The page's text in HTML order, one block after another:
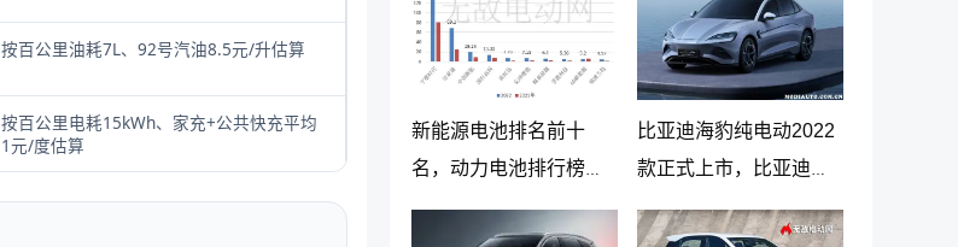
按百公里油耗7L、92号汽油8.5元/升估算
按百公里电耗15kWh、家充+公共快充平均
1元/度估算
新能源电池排名前十
名，动力电池排行榜前
十名
比亚迪海豹纯电动2022
款正式上市，比亚迪海
豹纯电动报价20.98万起